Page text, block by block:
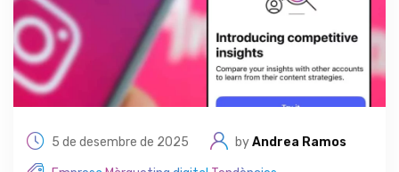
5 de desembre de 2025 byAndrea Ramos